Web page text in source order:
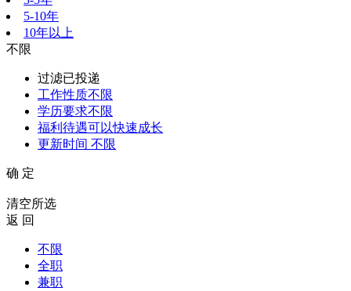
5-10年
10年以上
不限
过滤已投递
工作性质不限
学历要求不限
福利待遇可以快速成长
更新时间 不限
确 定
清空所选
返 回
不限
全职
兼职